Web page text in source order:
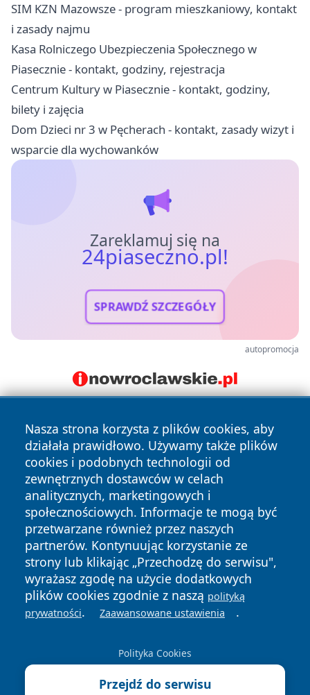
SIM KZN Mazowsze - program mieszkaniowy, kontakt
i zasady najmu
Kasa Rolniczego Ubezpieczenia Społecznego w
Piasecznie - kontakt, godziny, rejestracja
Centrum Kultury w Piasecznie - kontakt, godziny,
bilety i zajęcia
Dom Dzieci nr 3 w Pęcherach - kontakt, zasady wizyt i
wsparcie dla wychowanków
Zareklamuj się na
24piaseczno.pl!
SPRAWDŹ SZCZEGÓŁY
autopromocja
Nasza strona korzysta z plików cookies, aby
działała prawidłowo. Używamy także plików
cookies i podobnych technologii od
zewnętrznych dostawców w celach
analitycznych, marketingowych i
społecznościowych. Informacje te mogą być
przetwarzane również przez naszych
partnerów. Kontynuując korzystanie ze
strony lub klikając „Przechodzę do serwisu",
wyrażasz zgodę na użycie dodatkowych
plików cookies zgodnie z naszą polityką
prywatności. Zaawansowane ustawienia .
Polityka Cookies
Przejdź do serwisu
Copyright © 2026 24piaseczno.pl Wszystkie prawa
zastrzeżone.
News Autorzy
Polityka
Prywatności
Polityka
Cookies